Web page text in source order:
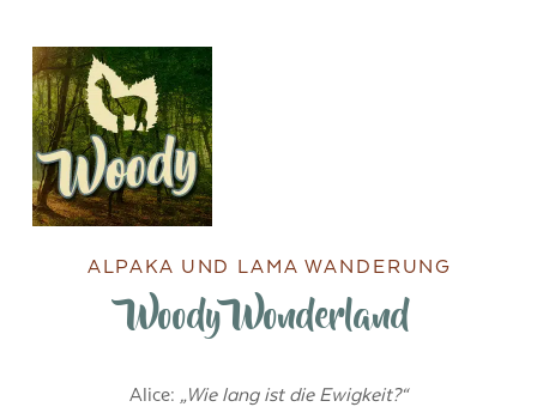
ALPAKA UND LAMA WANDERUNG
Woody Wonderland
Alice: „Wie lang ist die Ewigkeit?“